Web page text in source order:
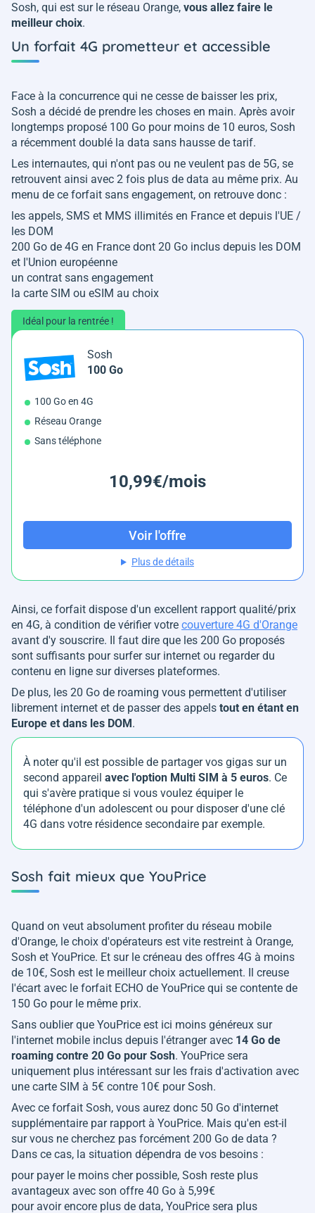
Sosh, qui est sur le réseau Orange, vous allez faire le
meilleur choix.
Un forfait 4G prometteur et accessible
Face à la concurrence qui ne cesse de baisser les prix,
Sosh a décidé de prendre les choses en main. Après avoir
longtemps proposé 100 Go pour moins de 10 euros, Sosh
a récemment doublé la data sans hausse de tarif.
Les internautes, qui n'ont pas ou ne veulent pas de 5G, se
retrouvent ainsi avec 2 fois plus de data au même prix. Au
menu de ce forfait sans engagement, on retrouve donc :
les appels, SMS et MMS illimités en France et depuis l'UE /
les DOM
200 Go de 4G en France dont 20 Go inclus depuis les DOM
et l'Union européenne
un contrat sans engagement
la carte SIM ou eSIM au choix
Idéal pour la rentrée !
Sosh
100 Go
100 Go en 4G
Réseau Orange
Sans téléphone
10,99€/mois
Voir l'offre
Plus de détails
Ainsi, ce forfait dispose d'un excellent rapport qualité/prix
en 4G, à condition de vérifier votre couverture 4G d'Orange
avant d'y souscrire. Il faut dire que les 200 Go proposés
sont suffisants pour surfer sur internet ou regarder du
contenu en ligne sur diverses plateformes.
De plus, les 20 Go de roaming vous permettent d'utiliser
librement internet et de passer des appels tout en étant en
Europe et dans les DOM .
À noter qu'il est possible de partager vos gigas sur un
second appareil avec l'option Multi SIM à 5 euros. Ce
qui s'avère pratique si vous voulez équiper le
téléphone d'un adolescent ou pour disposer d'une clé
4G dans votre résidence secondaire par exemple.
Sosh fait mieux que YouPrice
Quand on veut absolument profiter du réseau mobile
d'Orange, le choix d'opérateurs est vite restreint à Orange,
Sosh et YouPrice. Et sur le créneau des offres 4G à moins
de 10€, Sosh est le meilleur choix actuellement. Il creuse
l'écart avec le forfait ECHO de YouPrice qui se contente de
150 Go pour le même prix.
Sans oublier que YouPrice est ici moins généreux sur
l'internet mobile inclus depuis l'étranger avec 14 Go de
roaming contre 20 Go pour Sosh. YouPrice sera
uniquement plus intéressant sur les frais d'activation avec
une carte SIM à 5€ contre 10€ pour Sosh.
Avec ce forfait Sosh, vous aurez donc 50 Go d'internet
supplémentaire par rapport à YouPrice. Mais qu'en est-il
sur vous ne cherchez pas forcément 200 Go de data ?
Dans ce cas, la situation dépendra de vos besoins :
pour payer le moins cher possible, Sosh reste plus
avantageux avec son offre 40 Go à 5,99€
pour avoir encore plus de data, YouPrice sera plus